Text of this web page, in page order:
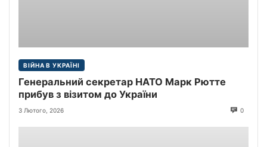
ВІЙНА В УКРАЇНІ
Генеральний секретар НАТО Марк Рютте
прибув з візитом до України
3 Лютого, 2026 0